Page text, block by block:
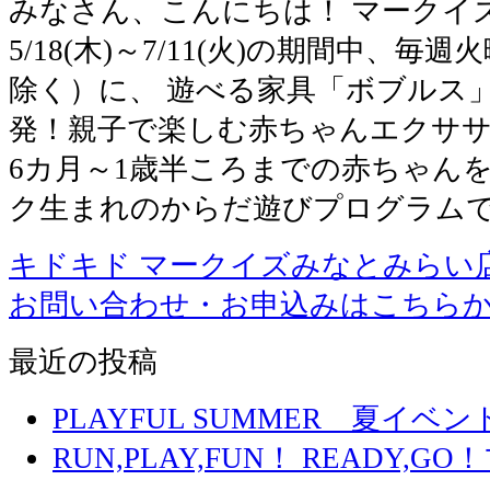
みなさん、こんにちは！ マークイ
5/18(木)～7/11(火)の期間中、毎週
除く）に、 遊べる家具「ボブルス
発！親子で楽しむ赤ちゃんエクサ
6カ月～1歳半ころまでの赤ちゃん
ク生まれのからだ遊びプログラム
キドキド マークイズみなとみらい
お問い合わせ・お申込みはこちら
最近の投稿
PLAYFUL SUMMER 夏イベ
RUN,PLAY,FUN！ READY,GO